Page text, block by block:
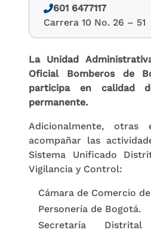
601 6477117
Carrera 10 No. 26 – 51
La Unidad
Oficial Bomberos de
participa en calidad
permanente.
Adicionalmente, otras
acompañar las
Sistema Unificado
Vigilancia y Control:
Cámara de Comercio
Personería de Bogotá.
Secretaría